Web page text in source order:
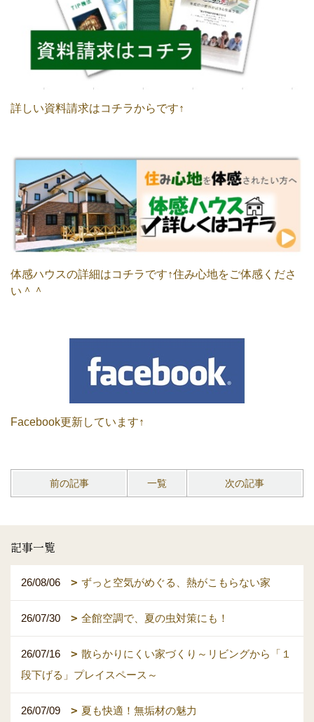
詳しい資料請求はコチラからです↑
体感ハウスの詳細はコチラです↑住み心地をご体感くださ
い＾＾
Facebook更新しています↑
前の記事 一覧 次の記事
記事一覧
26/08/06 ずっと空気がめぐる、熱がこもらない家
26/07/30 全館空調で、夏の虫対策にも！
26/07/16
散らかりにくい家づくり～リビングから「１
段下げる」プレイスペース～
26/07/09 夏も快適！無垢材の魅力